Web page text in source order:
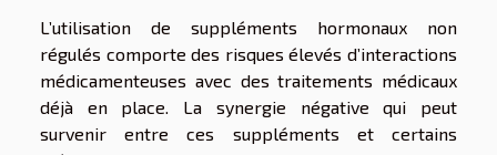
L’utilisation de suppléments hormonaux non
régulés comporte des risques élevés d’interactions
médicamenteuses avec des traitements médicaux
déjà en place. La synergie négative qui peut
survenir entre ces suppléments et certains